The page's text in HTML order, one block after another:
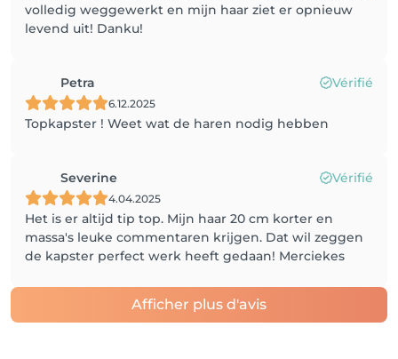
volledig weggewerkt en mijn haar ziet er opnieuw
levend uit! Danku!
Petra Vérifié
6.12.2025
Topkapster ! Weet wat de haren nodig hebben
Severine Vérifié
4.04.2025
Het is er altijd tip top. Mijn haar 20 cm korter en
massa's leuke commentaren krijgen. Dat wil zeggen
de kapster perfect werk heeft gedaan! Merciekes
Afficher plus d'avis